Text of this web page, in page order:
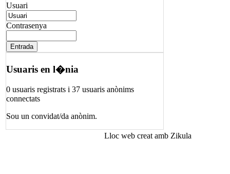
Usuari
Contrasenya
Usuaris en l�nia
0 usuaris registrats i 37 usuaris anònims
connectats
Sou un convidat/da anònim.
Lloc web creat amb Zikula